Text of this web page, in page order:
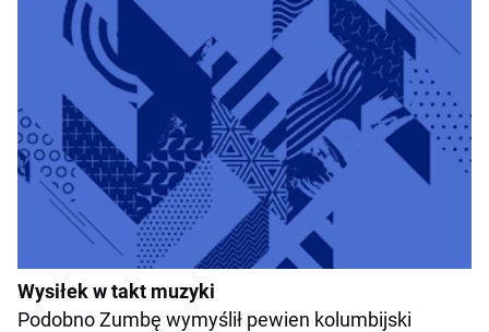
Wysiłek w takt muzyki
Podobno Zumbę wymyślił pewien kolumbijski